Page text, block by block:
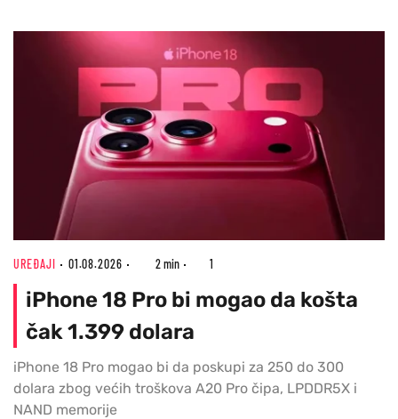
UREĐAJI 01.08.2026 2 min 1
iPhone 18 Pro bi mogao da košta
čak 1.399 dolara
iPhone 18 Pro mogao bi da poskupi za 250 do 300
dolara zbog većih troškova A20 Pro čipa, LPDDR5X i
NAND memorije